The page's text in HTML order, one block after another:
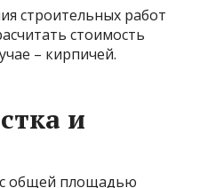
строительных работ
стоимость
– кирпичей.
и
с общей площадью